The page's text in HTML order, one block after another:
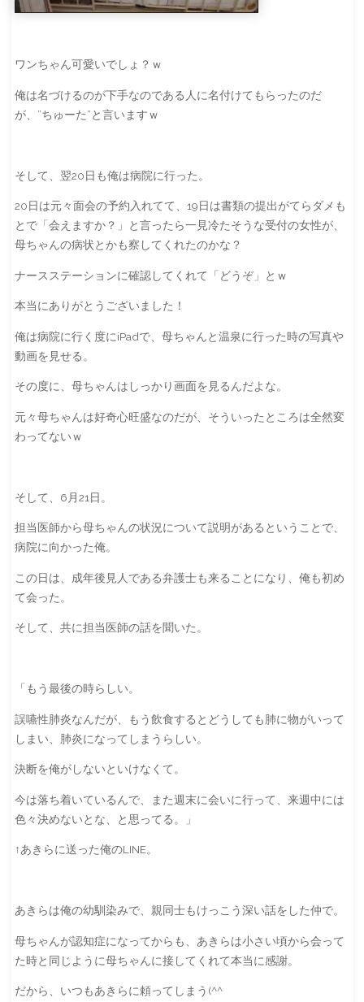
ワンちゃん可愛いでしょ？ｗ
俺は名づけるのが下手なのである人に名付けてもらったのだ
が、”ちゅーた”と言いますｗ
そして、翌20日も俺は病院に行った。
20日は元々面会の予約入れてて、19日は書類の提出がてらダメも
とで「会えますか？」と言ったら一見冷たそうな受付の女性が、
母ちゃんの病状とかも察してくれたのかな？
ナースステーションに確認してくれて「どうぞ」とｗ
本当にありがとうございました！
俺は病院に行く度にiPadで、母ちゃんと温泉に行った時の写真や
動画を見せる。
その度に、母ちゃんはしっかり画面を見るんだよな。
元々母ちゃんは好奇心旺盛なのだが、そういったところは全然変
わってないｗ
そして、6月21日。
担当医師から母ちゃんの状況について説明があるということで、
病院に向かった俺。
この日は、成年後見人である弁護士も来ることになり、俺も初め
て会った。
そして、共に担当医師の話を聞いた。
「もう最後の時らしい。
誤嚥性肺炎なんだが、もう飲食するとどうしても肺に物がいって
しまい、肺炎になってしまうらしい。
決断を俺がしないといけなくて。
今は落ち着いているんで、また週末に会いに行って、来週中には
色々決めないとな、と思ってる。」
↑あきらに送った俺のLINE。
あきらは俺の幼馴染みで、親同士もけっこう深い話をした仲で。
母ちゃんが認知症になってからも、あきらは小さい頃から会って
た時と同じように母ちゃんに接してくれて本当に感謝。
だから、いつもあきらに頼ってしまう(^^ゞ